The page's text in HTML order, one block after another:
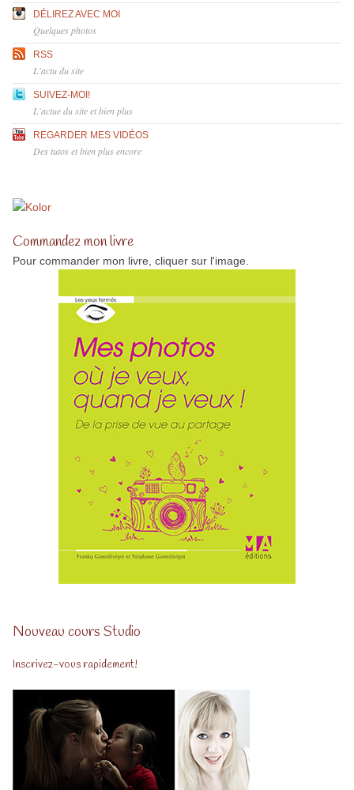
DÉLIREZ AVEC MOI
Quelques photos
RSS
L'actu du site
SUIVEZ-MOI!
L'actue du site et bien plus
REGARDER MES VIDÉOS
Des tutos et bien plus encore
Commandez mon livre
Pour commander mon livre, cliquer sur l'image.
Nouveau cours Studio
Inscrivez-vous rapidement!